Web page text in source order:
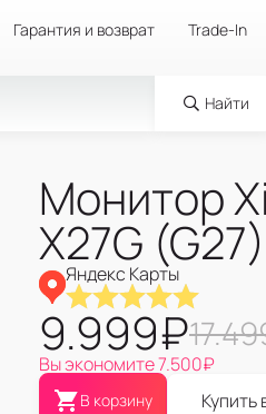
Гарантия и возврат Trade-In
Найти
Монитор
X27G (G27)
Яндекс Карты
9.999₽
Вы экономите7.500₽
В корзину
Купить